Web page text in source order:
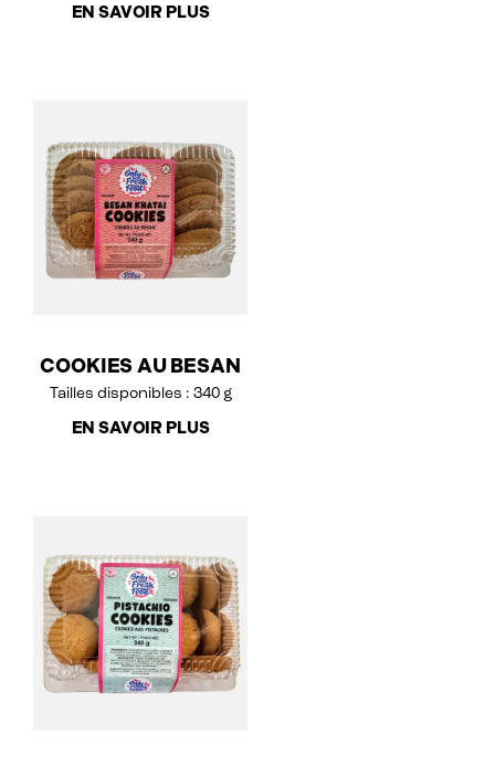
EN SAVOIR PLUS
COOKIES AU BESAN
Tailles disponibles : 340 g
EN SAVOIR PLUS